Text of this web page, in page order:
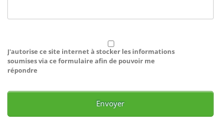
J'autorise ce site internet à stocker les informations
soumises via ce formulaire afin de pouvoir me
répondre